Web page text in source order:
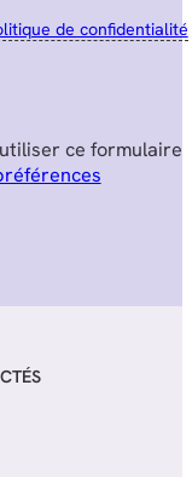
de confidentialité
ce formulaire